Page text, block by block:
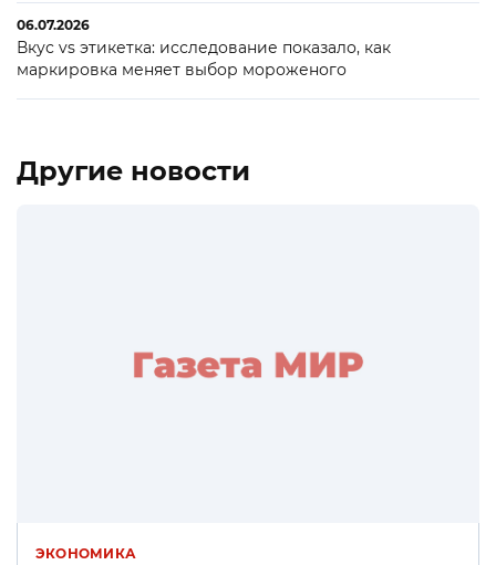
06.07.2026
Вкус vs этикетка: исследование показало, как
маркировка меняет выбор мороженого
Другие новости
ЭКОНОМИКА